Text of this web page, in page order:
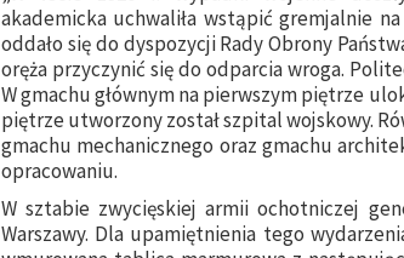
akademicka uchwaliła wstąpić gremjalnie
oddało się do dyspozycji Rady Obrony
oręża przyczynić się do odparcia wroga.
W gmachu głównym na pierwszym piętrze
piętrze utworzony został szpital wojskowy.
gmachu mechanicznego oraz gmachu
opracowaniu.
W sztabie zwycięskiej armii ochotniczej
Warszawy. Dla upamiętnienia tego